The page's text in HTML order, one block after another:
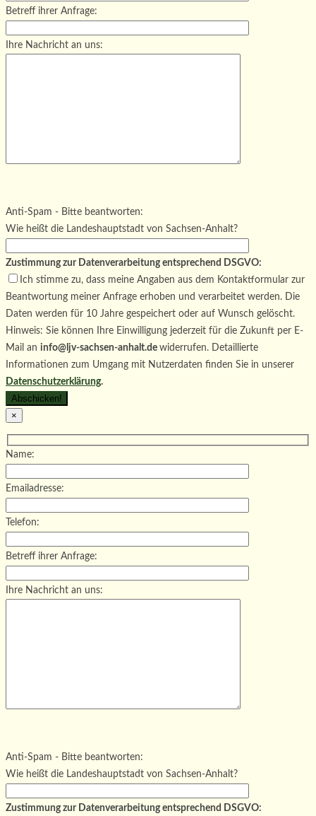
Betreff ihrer Anfrage:
Ihre Nachricht an uns:
Bitte lasse dieses Feld leer.
Anti-Spam - Bitte beantworten:
Wie heißt die Landeshauptstadt von Sachsen-Anhalt?
Zustimmung zur Datenverarbeitung entsprechend DSGVO:
Ich stimme zu, dass meine Angaben aus dem Kontaktformular zur
Beantwortung meiner Anfrage erhoben und verarbeitet werden. Die
Daten werden für 10 Jahre gespeichert oder auf Wunsch gelöscht.
Hinweis: Sie können Ihre Einwilligung jederzeit für die Zukunft per E-
Mail an info@ljv-sachsen-anhalt.de widerrufen. Detaillierte
Informationen zum Umgang mit Nutzerdaten finden Sie in unserer
Datenschutzerklärung.
×
Name:
Emailadresse:
Telefon:
Betreff ihrer Anfrage:
Ihre Nachricht an uns:
Bitte lasse dieses Feld leer.
Anti-Spam - Bitte beantworten:
Wie heißt die Landeshauptstadt von Sachsen-Anhalt?
Zustimmung zur Datenverarbeitung entsprechend DSGVO: